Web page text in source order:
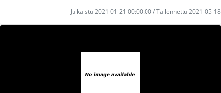
Julkaistu 2021-01-21 00:00:00 / Tallennettu 2021-05-18